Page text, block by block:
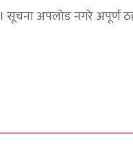
सूचना अपलोड नगरे अपूर्ण